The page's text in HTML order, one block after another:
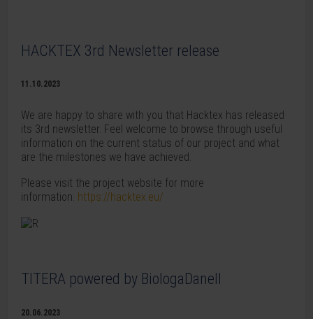
HACKTEX 3rd Newsletter release
11.10.2023
We are happy to share with you that Hacktex has released
its 3rd newsletter. Feel welcome to browse through useful
information on the current status of our project and what
are the milestones we have achieved.
Please visit the project website for more
information: https://hacktex.eu/
TITERA powered by BiologaDanell
20.06.2023